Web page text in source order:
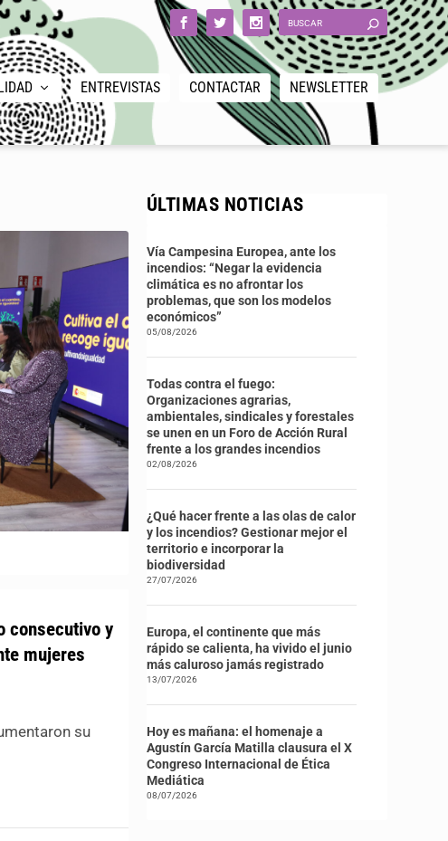
ENTREVISTAS CONTACTAR NEWSLETTER
consecutivo y
mujeres
su
ÚLTIMAS NOTICIAS
Vía Campesina Europea, ante los
incendios: “Negar la evidencia
climática es no afrontar los
problemas, que son los modelos
económicos”
05/08/2026
Todas contra el fuego:
Organizaciones agrarias,
ambientales, sindicales y forestales
se unen en un Foro de Acción Rural
frente a los grandes incendios
02/08/2026
¿Qué hacer frente a las olas de calor
y los incendios? Gestionar mejor el
territorio e incorporar la
biodiversidad
27/07/2026
Europa, el continente que más
rápido se calienta, ha vivido el junio
más caluroso jamás registrado
13/07/2026
Hoy es mañana: el homenaje a
Agustín García Matilla clausura el X
Congreso Internacional de Ética
Mediática
08/07/2026